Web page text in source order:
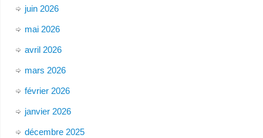
juin 2026
mai 2026
avril 2026
mars 2026
février 2026
janvier 2026
décembre 2025